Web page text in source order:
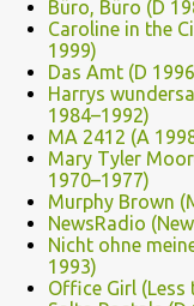
Büro, Büro (D
Caroline in the
1999)
Das Amt (D
Harrys
1984–1992)
MA 2412 (A
Mary Tyler
1970–1977)
Murphy Brown
NewsRadio
Nicht ohne
1993)
Office Girl (Less